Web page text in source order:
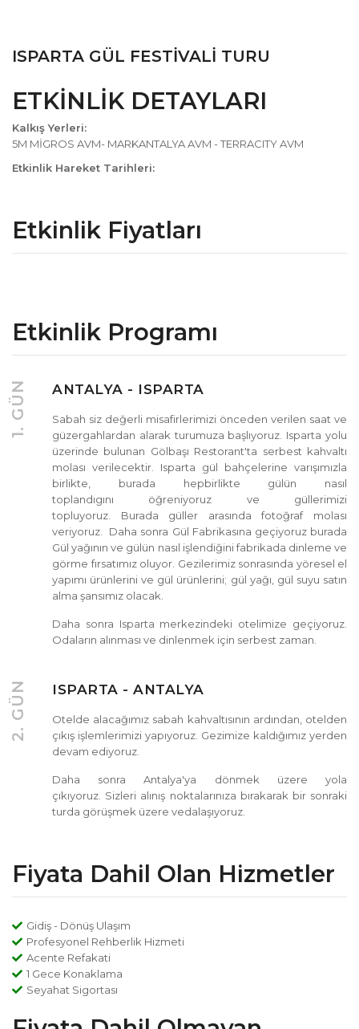
ISPARTA GÜL FESTİVALİ TURU
ETKİNLİK DETAYLARI
Kalkış Yerleri:
5M MİGROS AVM- MARKANTALYA AVM - TERRACITY AVM
Etkinlik Hareket Tarihleri:
Etkinlik Fiyatları
Etkinlik Programı
1. GÜN ANTALYA - ISPARTA
Sabah siz değerli misafirlerimizi önceden verilen saat ve
güzergahlardan alarak turumuza başlıyoruz. Isparta yolu
üzerinde bulunan Gölbaşı Restorant'ta serbest kahvaltı
molası verilecektir. Isparta gül bahçelerine varışımızla
birlikte, burada hepbirlikte gülün nasıl
toplandıgını öğreniyoruz ve güllerimizi
topluyoruz. Burada güller arasında fotoğraf molası
veriyoruz. Daha sonra Gül Fabrikasına geçiyoruz burada
Gül yağının ve gülün nasıl işlendiğini fabrikada dinleme ve
görme fırsatımız oluyor. Gezilerimiz sonrasında yöresel el
yapımı ürünlerini ve gül ürünlerini; gül yağı, gül suyu satın
alma şansımız olacak.
Daha sonra Isparta merkezindeki otelimize geçiyoruz.
Odaların alınması ve dinlenmek için serbest zaman.
2. GÜN ISPARTA - ANTALYA
Otelde alacağımız sabah kahvaltısının ardından, otelden
çıkış işlemlerimizi yapıyoruz. Gezimize kaldığımız yerden
devam ediyoruz.
Daha sonra Antalya'ya dönmek üzere yola
çıkıyoruz. Sizleri alınış noktalarınıza bırakarak bir sonraki
turda görüşmek üzere vedalaşıyoruz.
Fiyata Dahil Olan Hizmetler
Gidiş - Dönüş Ulaşım
Profesyonel Rehberlik Hizmeti
Acente Refakati
1 Gece Konaklama
Seyahat Sigortası